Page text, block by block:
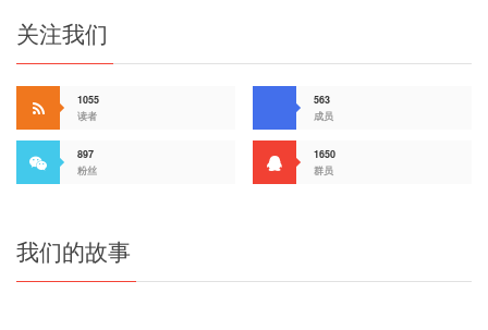
关注我们
1055
读者
563
成员
897
粉丝
1650
群员
我们的故事